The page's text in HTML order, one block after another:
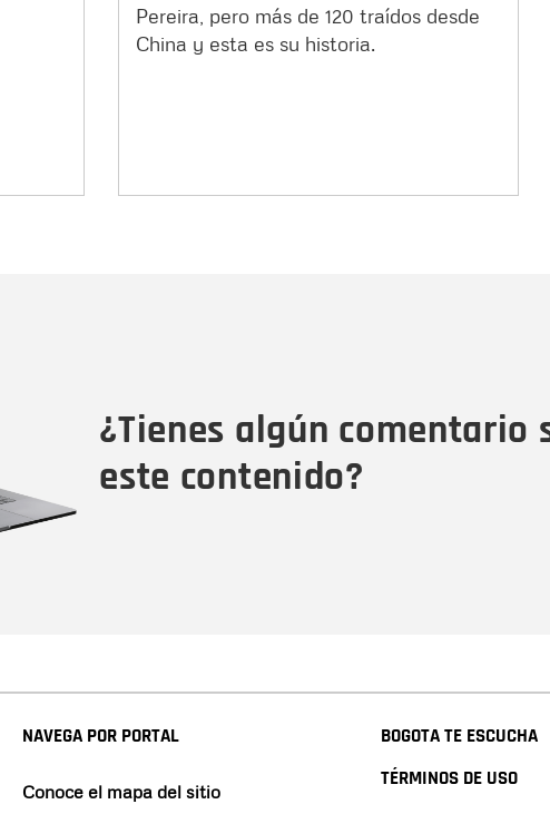
Pereira, pero más de 120 traídos desde
China y esta es su historia.
¿Tienes algún comentario
este contenido?
NAVEGA POR PORTAL
Conoce el mapa del sitio
BOGOTA TE ESCUCHA
TÉRMINOS DE USO